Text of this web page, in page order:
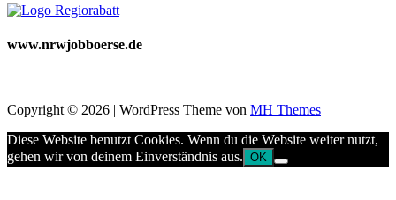
www.nrwjobboerse.de
Copyright © 2026 | WordPress Theme von MH Themes
Diese Website benutzt Cookies. Wenn du die Website weiter nutzt,
gehen wir von deinem Einverständnis aus. OK